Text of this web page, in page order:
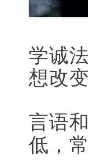
学诚
想改
言语
低，